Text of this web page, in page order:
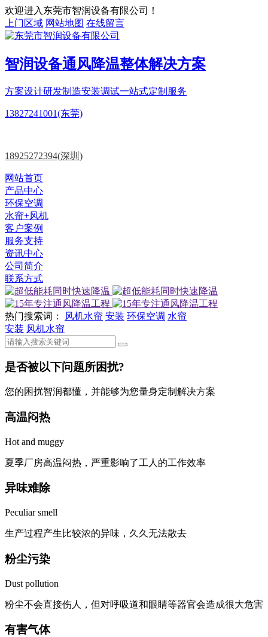
欢迎进入东莞市智润设备有限公司！
上门区域 网站地图 在线留言
智润设备通风降温整体解决方案
方案设计研发制造安装调试一站式定制服务
13827241001(东莞)
18925272394(深圳)
网站首页
产品中心
环保空调
水帘+风机
客户案例
服务支持
资讯中心
公司简介
联系方式
热门搜索词： 风机水帘 安装 环保空调 水帘
安装 风机水帘
是否被以下问题所困扰?
您的困扰智润都懂，并能够为您量身定制解决方案
高温闷热
Hot and muggy
夏季厂房高温闷热，严重影响了工人的工作效率
异味难除
Peculiar smell
生产过程产生比较浓的异味，久久无法散去
粉尘污染
Dust pollution
粉尘不会直接伤人，但对呼吸道和眼睛等器官会造成很大危害
有害气体